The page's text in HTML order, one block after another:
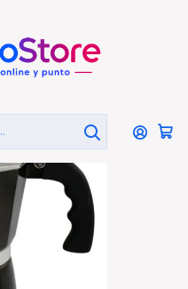
Cafeteras
Aluminio Forjado - Ps